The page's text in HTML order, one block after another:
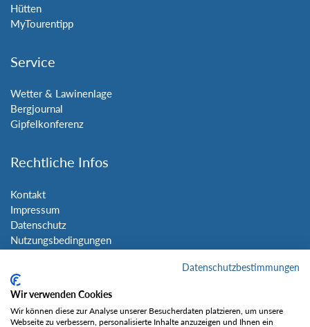
Hütten
MyTourentipp
Service
Wetter & Lawinenlage
Bergjournal
Gipfelkonferenz
Rechtliche Infos
Kontakt
Impressum
Datenschutz
Nutzungsbedingungen
Social Media
Datenschutzbestimmungen
Wir verwenden Cookies
Wir können diese zur Analyse unserer Besucherdaten platzieren, um unsere
Webseite zu verbessern, personalisierte Inhalte anzuzeigen und Ihnen ein